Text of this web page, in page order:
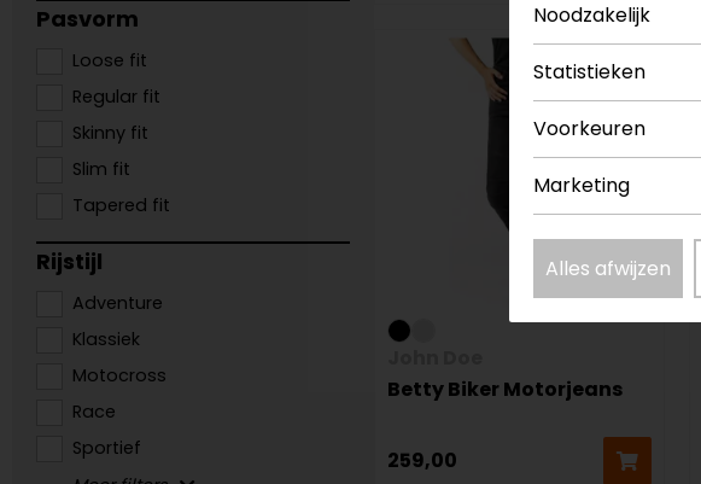
Pasvorm
Loose fit
Regular fit
Skinny fit
Slim fit
Tapered fit
Rijstijl
Adventure
Klassiek
Motocross
Race
Sportief
op=op
Betty Biker Motorjeans
259,00
Noodzakelijk
Statistieken
Voorkeuren
Marketing
Alles afwijzen